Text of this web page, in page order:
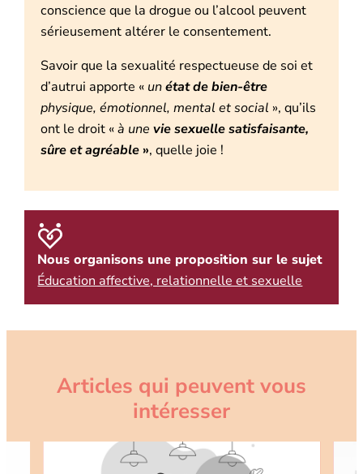
conscience que la drogue ou l’alcool peuvent
sérieusement altérer le consentement.
Savoir que la sexualité respectueuse de soi et
d’autrui apporte « unétat de bien-être
physique, émotionnel, mental et social », qu’ils
ont le droit «à unevie sexuelle satisfaisante,
sûre et agréable», quelle joie !
Nous organisons une proposition sur le sujet
Éducation affective, relationnelle et sexuelle
Articles qui peuvent vous
intéresser